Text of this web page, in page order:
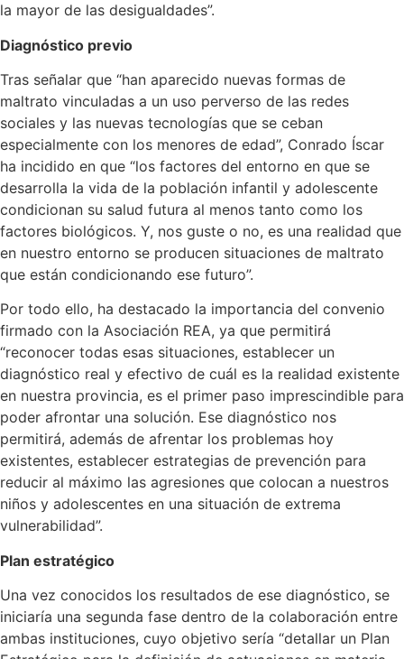
la mayor de las desigualdades”.
Diagnóstico previo
Tras señalar que “han aparecido nuevas formas de
maltrato vinculadas a un uso perverso de las redes
sociales y las nuevas tecnologías que se ceban
especialmente con los menores de edad”, Conrado Íscar
ha incidido en que “los factores del entorno en que se
desarrolla la vida de la población infantil y adolescente
condicionan su salud futura al menos tanto como los
factores biológicos. Y, nos guste o no, es una realidad que
en nuestro entorno se producen situaciones de maltrato
que están condicionando ese futuro”.
Por todo ello, ha destacado la importancia del convenio
firmado con la Asociación REA, ya que permitirá
“reconocer todas esas situaciones, establecer un
diagnóstico real y efectivo de cuál es la realidad existente
en nuestra provincia, es el primer paso imprescindible para
poder afrontar una solución. Ese diagnóstico nos
permitirá, además de afrentar los problemas hoy
existentes, establecer estrategias de prevención para
reducir al máximo las agresiones que colocan a nuestros
niños y adolescentes en una situación de extrema
vulnerabilidad”.
Plan estratégico
Una vez conocidos los resultados de ese diagnóstico, se
iniciaría una segunda fase dentro de la colaboración entre
ambas instituciones, cuyo objetivo sería “detallar un Plan